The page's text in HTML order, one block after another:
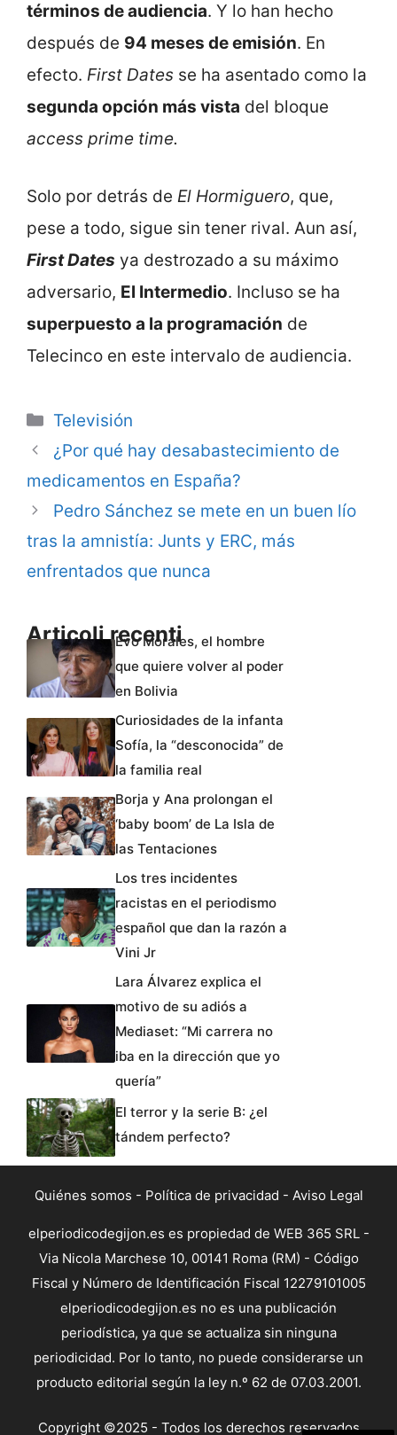
términos de audiencia. Y lo han hecho
después de 94 meses de emisión. En
efecto. First Dates se ha asentado como la
segunda opción más vista del bloque
access prime time.
Solo por detrás de El Hormiguero, que,
pese a todo, sigue sin tener rival. Aun así,
First Dates ya destrozado a su máximo
adversario, El Intermedio. Incluso se ha
superpuesto a la programación de
Telecinco en este intervalo de audiencia.
Categorie
Televisión
¿Por qué hay desabastecimiento de
medicamentos en España?
Pedro Sánchez se mete en un buen lío
tras la amnistía: Junts y ERC, más
enfrentados que nunca
Articoli recentiEvo Morales, el hombre
que quiere volver al poder
en Bolivia
Curiosidades de la infanta
Sofía, la “desconocida” de
la familia real
Borja y Ana prolongan el
‘baby boom’ de La Isla de
las Tentaciones
Los tres incidentes
racistas en el periodismo
español que dan la razón a
Vini Jr
Lara Álvarez explica el
motivo de su adiós a
Mediaset: “Mi carrera no
iba en la dirección que yo
quería”
El terror y la serie B: ¿el
tándem perfecto?
Quiénes somos - Política de privacidad - Aviso Legal
elperiodicodegijon.es es propiedad de WEB 365 SRL -
Via Nicola Marchese 10, 00141 Roma (RM) - Código
Fiscal y Número de Identificación Fiscal 12279101005
elperiodicodegijon.es no es una publicación
periodística, ya que se actualiza sin ninguna
periodicidad. Por lo tanto, no puede considerarse un
producto editorial según la ley n.º 62 de 07.03.2001.
Copyright ©2025 - Todos los derechos reservados